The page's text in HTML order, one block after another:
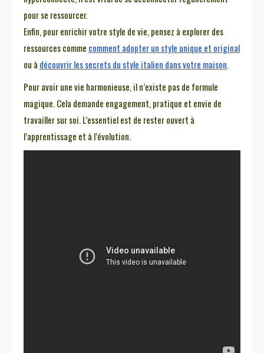
pour se ressourcer.
Enfin, pour enrichir votre style de vie, pensez à explorer des
ressources comme comment adopter un style unique et original
ou à découvrir les secrets du style italien dans votre maison.
Pour avoir une vie harmonieuse, il n’existe pas de formule
magique. Cela demande engagement, pratique et envie de
travailler sur soi. L’essentiel est de rester ouvert à
l’apprentissage et à l’évolution.